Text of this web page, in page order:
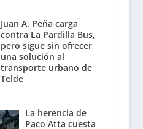
Juan A. Peña carga
contra La Pardilla Bus,
pero sigue sin ofrecer
una solución al
transporte urbano de
Telde
La herencia de
Paco Atta cuesta